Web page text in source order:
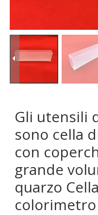
Gli utensili
sono cella
con
grande
quarzo
colorimetro